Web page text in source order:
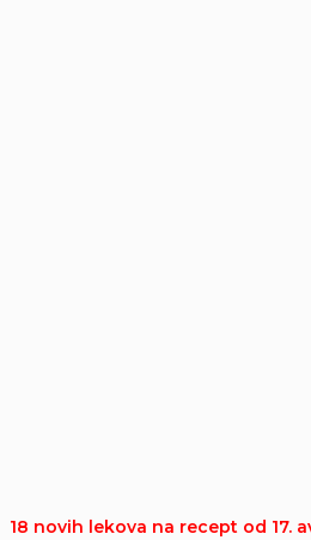
18 novih lekova na recept od 17.